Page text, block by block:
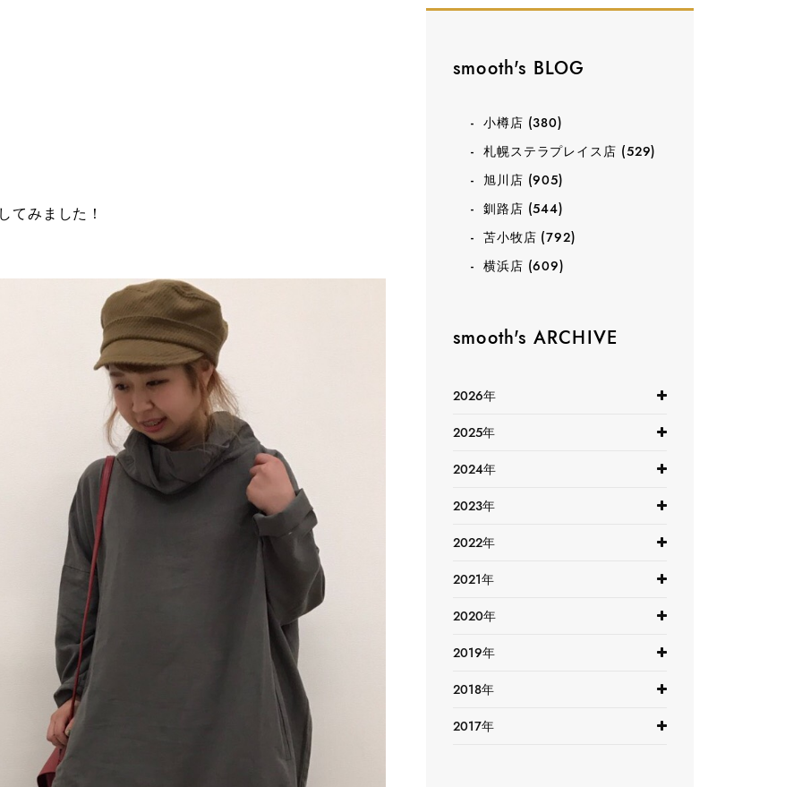
てみました！
smooth's BLOG
小樽店 (380)
札幌ステラプレイス店 (529)
旭川店 (905)
釧路店 (544)
苫小牧店 (792)
横浜店 (609)
smooth's ARCHIVE
2026年
2025年
2024年
2023年
2022年
2021年
2020年
2019年
2018年
2017年